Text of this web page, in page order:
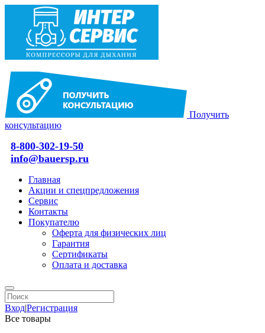
Получить
консультацию
8-800-302-19-50
info@bauersp.ru
Главная
Акции и спецпредложения
Сервис
Контакты
Покупателю
Оферта для физических лиц
Гарантия
Сертификаты
Оплата и доставка
Вход|Регистрация
Все товары